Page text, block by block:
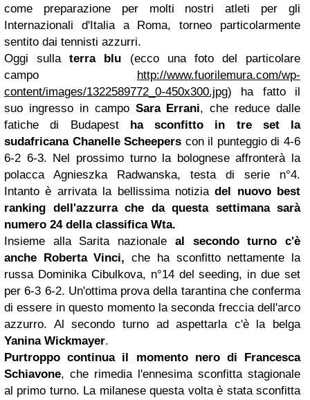
come preparazione per molti nostri atleti per gli
Internazionali d'Italia a Roma, torneo particolarmente
sentito dai tennisti azzurri.
Oggi sullaterra blu (ecco una foto del particolare
campo http://www.fuorilemura.com/wp-
content/images/1322589772_0-450x300.jpg) ha fatto il
suo ingresso in campo Sara Errani, che reduce dalle
fatiche di Budapestha sconfitto in tre set la
sudafricana Chanelle Scheepers con il punteggio di 4-6
6-2 6-3. Nel prossimo turno la bolognese affronterà la
polacca Agnieszka Radwanska, testa di serie n°4.
Intanto è arrivata la bellissima notiziadel nuovo best
ranking dell'azzurra che da questa settimana sarà
numero 24 della classifica Wta.
Insieme alla Sarita nazionale al secondo turno c'è
anche Roberta Vinci, che ha sconfitto nettamente la
russa Dominika Cibulkova, n°14 del seeding, in due set
per 6-3 6-2. Un'ottima prova della tarantina che conferma
di essere in questo momento la seconda freccia dell'arco
azzurro. Al secondo turno ad aspettarla c'è la belga
Yanina Wickmayer.
Purtroppo continua il momento nero di Francesca
Schiavone, che rimedia l'ennesima sconfitta stagionale
al primo turno. La milanese questa volta è stata sconfitta